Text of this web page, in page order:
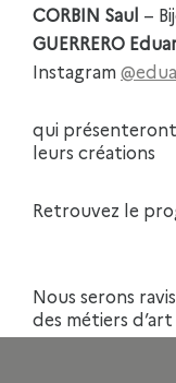
CORBIN Saul –
GUERRERO
Instagram
qui
leurs créations
Retrouvez le
Nous serons
des métiers